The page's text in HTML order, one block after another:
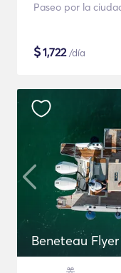
Paseo por la
$1,722/día
Beneteau